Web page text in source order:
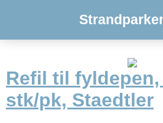
Refil til fyldepen,
stk/pk, Staedtler